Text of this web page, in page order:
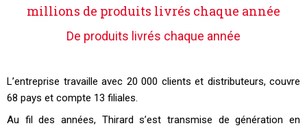
millions de produits livrés chaque année
De produits livrés chaque année
L’entreprise travaille avec 20 000 clients et distributeurs, couvre
68 pays et compte 13 filiales.
Au fil des années, Thirard s’est transmise de génération en